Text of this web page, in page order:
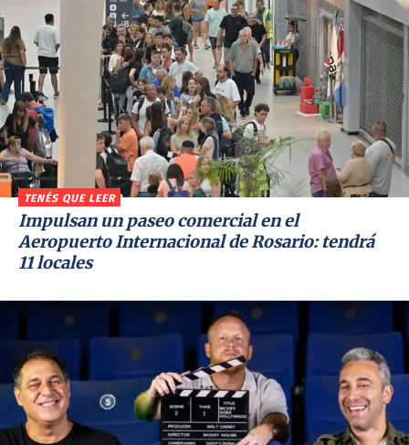
TENÉS QUE LEER
Impulsan un paseo comercial en el
Aeropuerto Internacional de Rosario: tendrá
11 locales